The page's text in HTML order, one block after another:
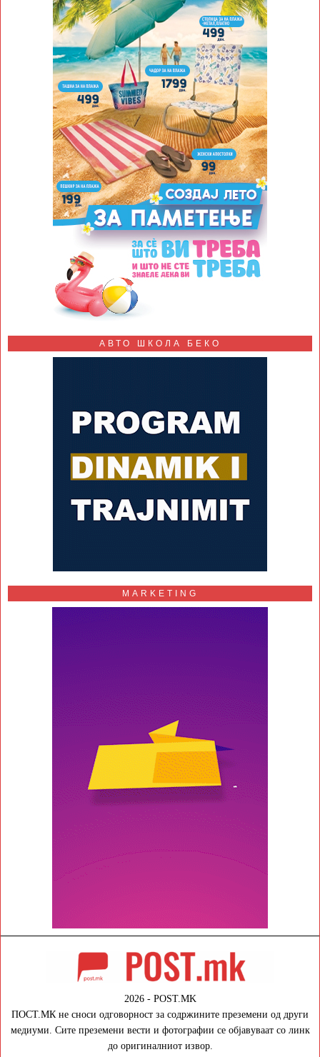
АВТО ШКОЛА БЕКО
MARKETING
2026 - POST.MK
ПОСТ.МК не сноси одговорност за содржините преземени од други
медиуми. Сите преземени вести и фотографии се објавуваат со линк
до оригиналниот извор.